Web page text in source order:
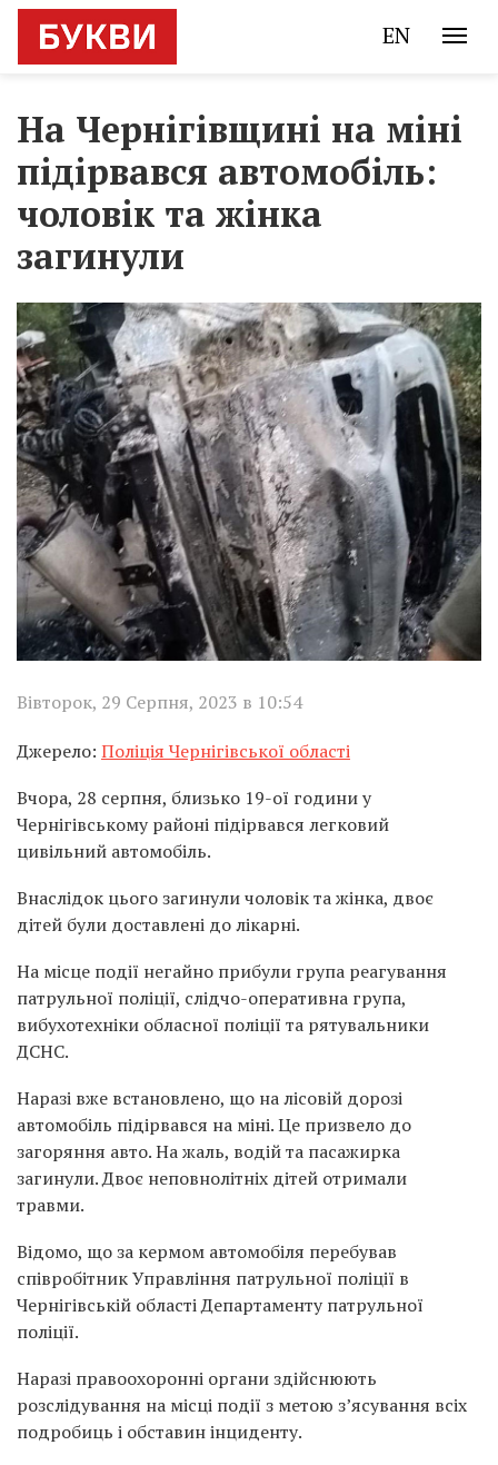
EN
На Чернігівщині на міні
підірвався автомобіль:
чоловік та жінка
загинули
Вівторок, 29 Серпня, 2023 в 10:54
Джерело: Поліція Чернігівської області
Вчора, 28 серпня, близько 19-ої години у
Чернігівському районі підірвався легковий
цивільний автомобіль.
Внаслідок цього загинули чоловік та жінка, двоє
дітей були доставлені до лікарні.
На місце події негайно прибули група реагування
патрульної поліції, слідчо-оперативна група,
вибухотехніки обласної поліції та рятувальники
ДСНС.
Наразі вже встановлено, що на лісовій дорозі
автомобіль підірвався на міні. Це призвело до
загоряння авто. На жаль, водій та пасажирка
загинули. Двоє неповнолітніх дітей отримали
травми.
Відомо, що за кермом автомобіля перебував
співробітник Управління патрульної поліції в
Чернігівській області Департаменту патрульної
поліції.
Наразі правоохоронні органи здійснюють
розслідування на місці події з метою з’ясування всіх
подробиць і обставин інциденту.